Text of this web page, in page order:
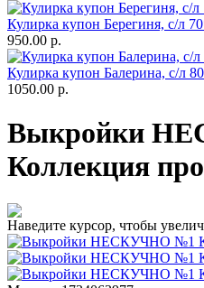
Кулирка купон Берегиня, с/л
950.00 р.
Кулирка купон Балерина, с/л
1050.00 р.
Выкройки
Коллекция
Наведите курсор, чтобы